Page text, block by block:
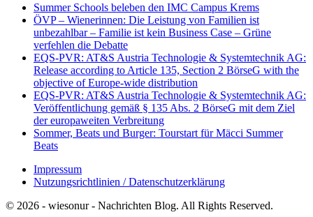
Summer Schools beleben den IMC Campus Krems
ÖVP – Wienerinnen: Die Leistung von Familien ist
unbezahlbar – Familie ist kein Business Case – Grüne
verfehlen die Debatte
EQS-PVR: AT&S Austria Technologie & Systemtechnik AG:
Release according to Article 135, Section 2 BörseG with the
objective of Europe-wide distribution
EQS-PVR: AT&S Austria Technologie & Systemtechnik AG:
Veröffentlichung gemäß § 135 Abs. 2 BörseG mit dem Ziel
der europaweiten Verbreitung
Sommer, Beats und Burger: Tourstart für Mäcci Summer
Beats
Impressum
Nutzungsrichtlinien / Datenschutzerklärung
© 2026 - wiesonur - Nachrichten Blog. All Rights Reserved.